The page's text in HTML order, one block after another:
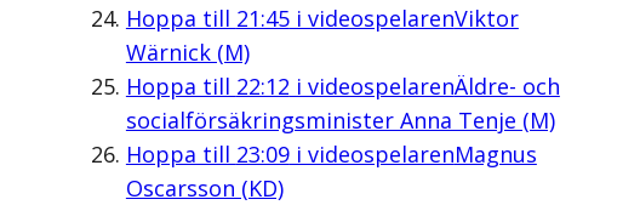
Hoppa till 21:45i videospelarenViktor
Wärnick (M)
Hoppa till 22:12 i videospelarenÄldre- och
socialförsäkringsminister Anna Tenje (M)
Hoppa till 23:09i videospelarenMagnus
Oscarsson (KD)